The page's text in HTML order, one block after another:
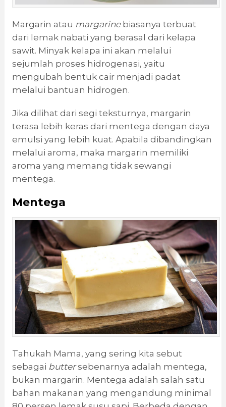
Margarin atau margarine biasanya terbuat
dari lemak nabati yang berasal dari kelapa
sawit. Minyak kelapa ini akan melalui
sejumlah proses hidrogenasi, yaitu
mengubah bentuk cair menjadi padat
melalui bantuan hidrogen.
Jika dilihat dari segi teksturnya, margarin
terasa lebih keras dari mentega dengan daya
emulsi yang lebih kuat. Apabila dibandingkan
melalui aroma, maka margarin memiliki
aroma yang memang tidak sewangi
mentega.
Mentega
Tahukah Mama, yang sering kita sebut
sebagai butter sebenarnya adalah mentega,
bukan margarin. Mentega adalah salah satu
bahan makanan yang mengandung minimal